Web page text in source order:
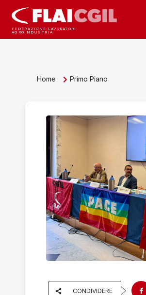
FEDERAZIONE LAVORATORI
AGROINDUSTRIA
Home Primo Piano
CONDIVIDERE